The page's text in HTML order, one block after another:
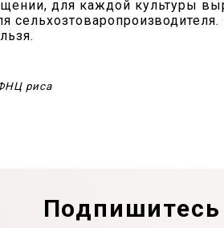
для каждой культуры
риса